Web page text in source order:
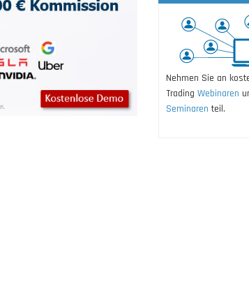
Nehmen Sie an
Trading Webinaren
Seminaren teil.